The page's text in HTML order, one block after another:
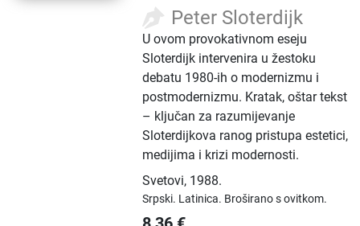
Peter Sloterdijk
U ovom provokativnom eseju
Sloterdijk intervenira u žestoku
debatu 1980-ih o modernizmu i
postmodernizmu. Kratak, oštar tekst
– ključan za razumijevanje
Sloterdijkova ranog pristupa estetici,
medijima i krizi modernosti.
Svetovi, 1988.
Srpski. Latinica. Broširano s ovitkom.